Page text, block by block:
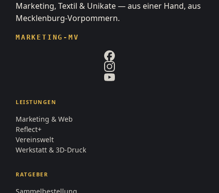
Marketing, Textil & Unikate — aus einer Hand, aus
Mecklenburg-Vorpommern.
MARKETING-MV
LEISTUNGEN
Marketing & Web
Reflect+
Vereinswelt
Werkstatt & 3D-Druck
RATGEBER